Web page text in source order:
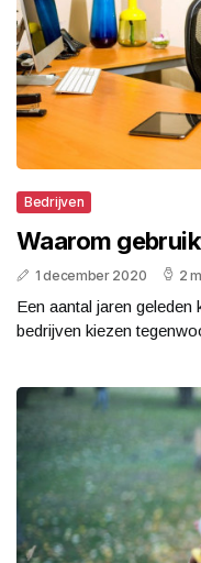
Bedrijven
Waarom
1 december 2020 2
Een aantal jaren
bedrijven kiezen